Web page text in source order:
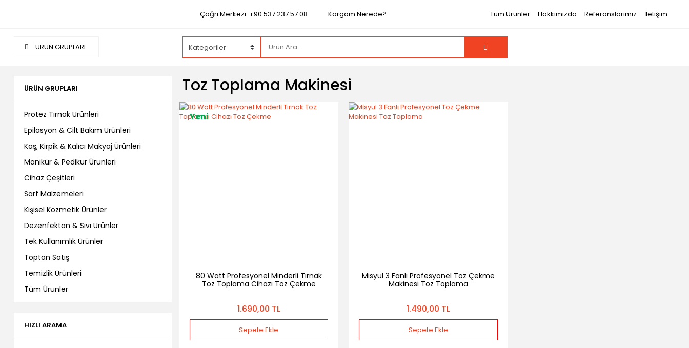
Çağrı Merkezi: +90 537 237 57 08 Kargom Nerede? Tüm Ürünler Hakkımızda Referanslarımız İletişim
ÜRÜN GRUPLARI
ÜRÜN GRUPLARI
Protez Tırnak Ürünleri
Epilasyon & Cilt Bakım Ürünleri
Kaş, Kirpik & Kalıcı Makyaj Ürünleri
Manikür & Pedikür Ürünleri
Cihaz Çeşitleri
Sarf Malzemeleri
Kişisel Kozmetik Ürünler
Dezenfektan & Sıvı Ürünler
Tek Kullanımlık Ürünler
Toptan Satış
Temizlik Ürünleri
Tüm Ürünler
HIZLI ARAMA
Toz Toplama Makinesi
Yeni
80 Watt Profesyonel Minderli Tırnak
Toz Toplama Cihazı Toz Çekme
1.690,00 TL
Sepete Ekle
Misyul 3 Fanlı Profesyonel Toz Çekme
Makinesi Toz Toplama
1.490,00 TL
Sepete Ekle